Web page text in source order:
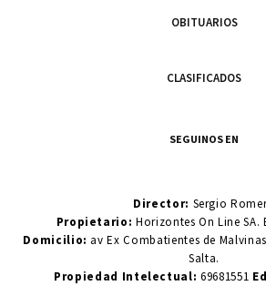
OBITUARIOS
CLASIFICADOS
SEGUINOS EN
Director: Sergio
Propietario:Horizontes On Line
Domicilio: av Ex Combatientes de Malvinas
Salta.
Propiedad Intelectual: 69681551